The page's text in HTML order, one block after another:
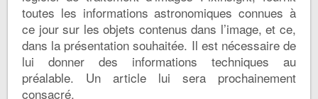
toutes les informations astronomiques connues à
ce jour sur les objets contenus dans l’image, et ce,
dans la présentation souhaitée. Il est nécessaire de
lui donner des informations techniques au
préalable. Un article lui sera prochainement
consacré.